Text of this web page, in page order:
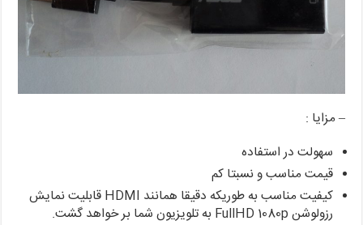
– مزایا :
سهولت در استفاده
قیمت مناسب و نسبتا کم
کیفیت مناسب به طوریکه دقیقا همانند HDMI قابلیت نمایش
رزولوشن FullHD 1080p به تلویزیون شما بر خواهد گشت.